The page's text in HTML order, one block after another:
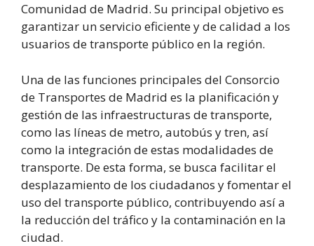
Comunidad de Madrid. Su principal objetivo es
garantizar un servicio eficiente y de calidad a los
usuarios de transporte público en la región.
Una de las funciones principales del Consorcio
de Transportes de Madrid es la planificación y
gestión de las infraestructuras de transporte,
como las líneas de metro, autobús y tren, así
como la integración de estas modalidades de
transporte. De esta forma, se busca facilitar el
desplazamiento de los ciudadanos y fomentar el
uso del transporte público, contribuyendo así a
la reducción del tráfico y la contaminación en la
ciudad.